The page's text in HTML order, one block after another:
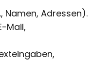
Namen, Adressen).
Mail,